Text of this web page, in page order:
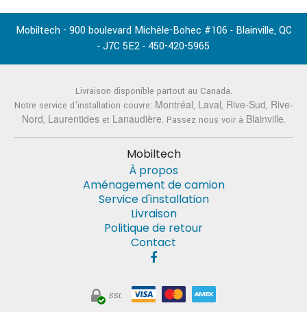
Mobiltech - 900 boulevard Michèle-Bohec #106 - Blainville, QC
- J7C 5E2 - 450-420-5965
Livraison disponible partout au Canada.
Notre service d'installation couvre: Montréal, Laval, Rive-Sud, Rive-
Nord, Laurentideset Lanaudière. Passez nous voir à Blainville.
Mobiltech
À propos
Aménagement de camion
Service d'installation
Livraison
Politique de retour
Contact
SSL